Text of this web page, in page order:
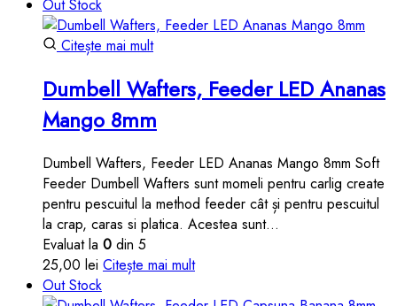
a
fost:
este:
Out Stock
Citește mai mult
Dumbell Wafters, Feeder LED Ananas
Mango 8mm
Dumbell Wafters, Feeder LED Ananas Mango 8mm Soft
Feeder Dumbell Wafters sunt momeli pentru carlig create
pentru pescuitul la method feeder cât și pentru pescuitul
la crap, caras si platica. Acestea sunt…
Evaluat la 0 din 5
25,00 lei Citește mai mult
Out Stock